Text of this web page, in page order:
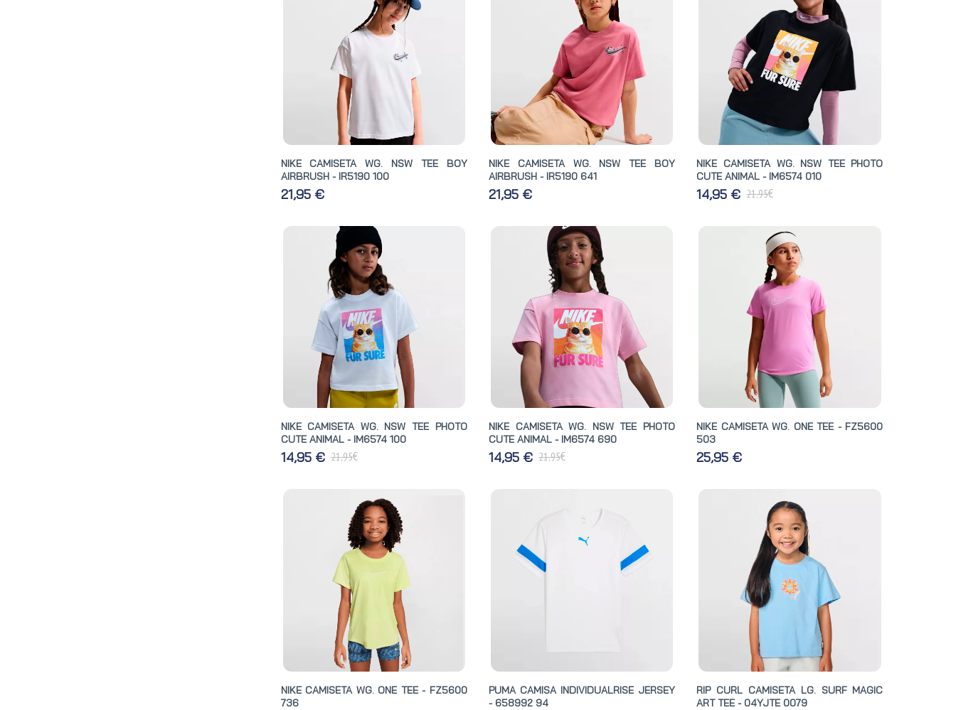
NIKE CAMISETA WG. NSW TEE BOY
AIRBRUSH - IR5190 100
21,95 €
NIKE CAMISETA WG. NSW TEE BOY
AIRBRUSH - IR5190 641
21,95 €
NIKE CAMISETA WG. NSW TEE PHOTO
CUTE ANIMAL - IM6574 010
14,95 € 21,95€
NIKE CAMISETA WG. NSW TEE PHOTO
CUTE ANIMAL - IM6574 100
14,95 € 21,95€
NIKE CAMISETA WG. NSW TEE PHOTO
CUTE ANIMAL - IM6574 690
14,95 € 21,95€
NIKE CAMISETA WG. ONE TEE - FZ5600
503
25,95 €
NIKE CAMISETA WG. ONE TEE - FZ5600
736
PUMA CAMISA INDIVIDUALRISE JERSEY
- 658992 94
RIP CURL CAMISETA LG. SURF MAGIC
ART TEE - 04YJTE 0079